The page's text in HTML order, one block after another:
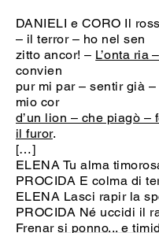
DANIELI e CORO Il
– il terror – ho nel sen
zitto ancor! – L’onta ria
convien
pur mi par – sentir già
mio cor
d’un lion – che piagò –
il furor.
[…]
ELENA Tu alma
PROCIDA E colma di
ELENA Lasci rapir la
PROCIDA Né uccidi il
Frenarsi ponno... e